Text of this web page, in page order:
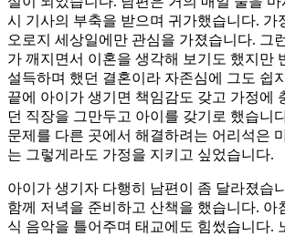
시 기사의 부축을 받으며 귀가했습니다. 가
오로지 세상일에만 관심을 가졌습니다. 그
가 깨지면서 이혼을 생각해 보기도 했지만
설득하며 했던 결혼이라 자존심에 그도 쉽
끝에 아이가 생기면 책임감도 갖고 가정에
던 직장을 그만두고 아이를 갖기로 했습니
문제를 다른 곳에서 해결하려는 어리석은
는 그렇게라도 가정을 지키고 싶었습니다.
아이가 생기자 다행히 남편이 좀 달라졌습
함께 저녁을 준비하고 산책을 했습니다. 아
식 음악을 틀어주며 태교에도 힘썼습니다.